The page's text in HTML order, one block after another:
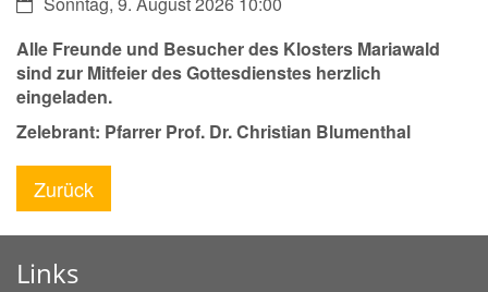
Alle Freunde und Besucher des Klosters Mariawald
sind zur Mitfeier des Gottesdienstes herzlich
eingeladen.
Zelebrant: Pfarrer Prof. Dr. Christian Blumenthal
Zurück
Links